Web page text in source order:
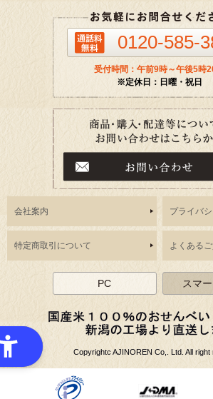
0120-585-
受付時間：午前9時～午後5時
※定休日：日曜・祝日
会社案内 プライバ
特定商取引について よくある
PC スマ
Copyrightc AJINOREN Co,. Ltd. All right